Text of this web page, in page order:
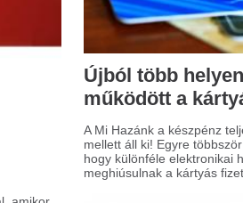
Collegium (MCC) az elmúlt
hetekben alapvető
változásokon ment